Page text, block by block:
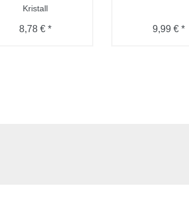
Kristall
8,78 € * 9,99 € *